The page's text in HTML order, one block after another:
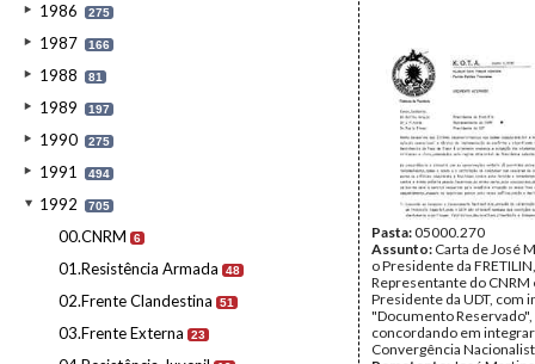
1986 275
1987 166
1988 81
1989 197
1990 275
1991 494
1992 705
00.CNRM 6
01.Resistência Armada 48
02.Frente Clandestina 51
03.Frente Externa 23
Pasta:05000.270
Assunto: Carta de José
o Presidente da FRETILIN,
Representante do CNRM
Presidente da UDT, com
"Documento Reservado",
concordando em
Convergência